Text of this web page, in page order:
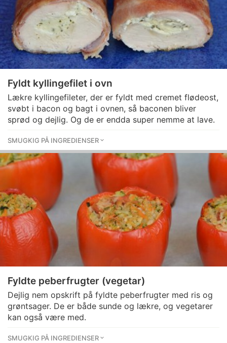
Fyldt kyllingefilet i ovn
Lækre kyllingefileter, der er fyldt med cremet flødeost,
svøbt i bacon og bagt i ovnen, så baconen bliver
sprød og dejlig. Og de er endda super nemme at lave.
SMUGKIG PÅ INGREDIENSER
Fyldte peberfrugter (vegetar)
Dejlig nem opskrift på fyldte peberfrugter med ris og
grøntsager. De er både sunde og lækre, og vegetarer
kan også være med.
SMUGKIG PÅ INGREDIENSER